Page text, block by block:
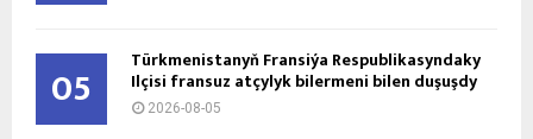
05 Türkmenistanyň Fransiýa Respublikasyndaky
Ilçisi fransuz atçylyk bilermeni bilen duşuşdy
2026-08-05